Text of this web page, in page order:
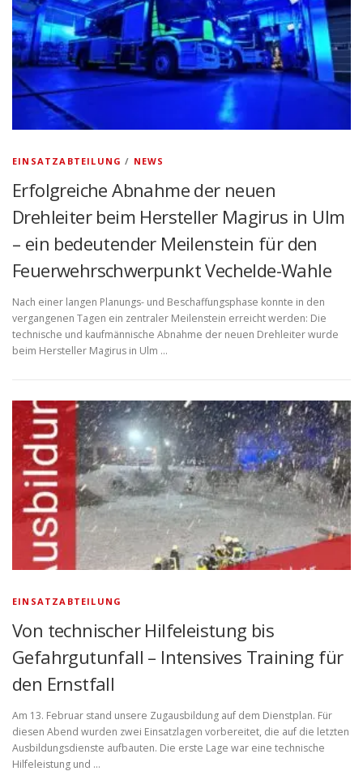
EINSATZABTEILUNG / NEWS
Erfolgreiche Abnahme der neuen
Drehleiter beim Hersteller Magirus in Ulm
– ein bedeutender Meilenstein für den
Feuerwehrschwerpunkt Vechelde-Wahle
Nach einer langen Planungs- und Beschaffungsphase konnte in den
vergangenen Tagen ein zentraler Meilenstein erreicht werden: Die
technische und kaufmännische Abnahme der neuen Drehleiter wurde
beim Hersteller Magirus in Ulm …
EINSATZABTEILUNG
Von technischer Hilfeleistung bis
Gefahrgutunfall – Intensives Training für
den Ernstfall
Am 13. Februar stand unsere Zugausbildung auf dem Dienstplan. Für
diesen Abend wurden zwei Einsatzlagen vorbereitet, die auf die letzten
Ausbildungsdienste aufbauten. Die erste Lage war eine technische
Hilfeleistung und …